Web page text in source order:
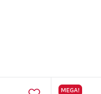
MEGA!